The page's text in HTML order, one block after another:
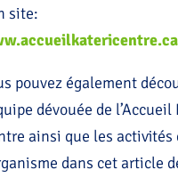
site:
pouvez également
dévouée de l’Accueil
ainsi que les activités
dans cet article